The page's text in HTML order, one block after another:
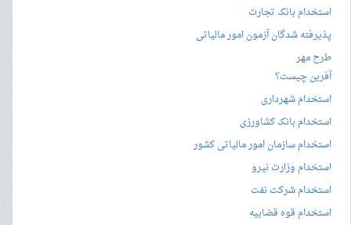
استخدام بانک تجارت
پذیرفته شدگان آزمون امور مالیاتی
طرح مهر
آفرین چیست؟
استخدام شهرداری
استخدام بانک کشاورزی
استخدام سازمان امور مالیاتی کشور
استخدام وزارت نیرو
استخدام شرکت نفت
استخدام قوه قضاییه